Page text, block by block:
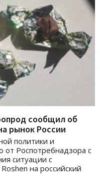
сообщил об
рынок России
политики и
от Роспотребнадзора с
ситуации с
на российский